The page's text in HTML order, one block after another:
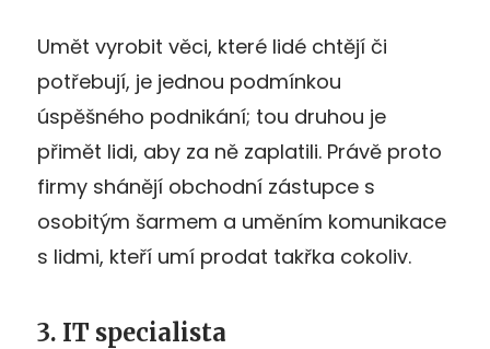
Umět vyrobit věci, které lidé chtějí či
potřebují, je jednou podmínkou
úspěšného podnikání; tou druhou je
přimět lidi, aby za ně zaplatili. Právě proto
firmy shánějí obchodní zástupce s
osobitým šarmem a uměním komunikace
s lidmi, kteří umí prodat takřka cokoliv.
3. IT specialista